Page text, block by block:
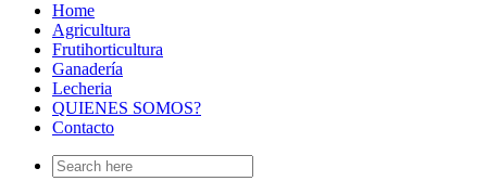
Home
Agricultura
Frutihorticultura
Ganadería
Lecheria
QUIENES SOMOS?
Contacto
Search
for: